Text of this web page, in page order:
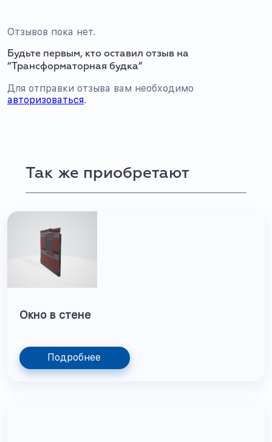
Отзывов пока нет.
Будьте первым, кто оставил отзыв на
“Трансформаторная будка”
Для отправки отзыва вам необходимо
авторизоваться.
Так же приобретают
Окно в стене
Подробнее